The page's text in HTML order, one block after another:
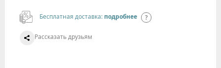
Бесплатная доставка: подробнее
Рассказать друзьям